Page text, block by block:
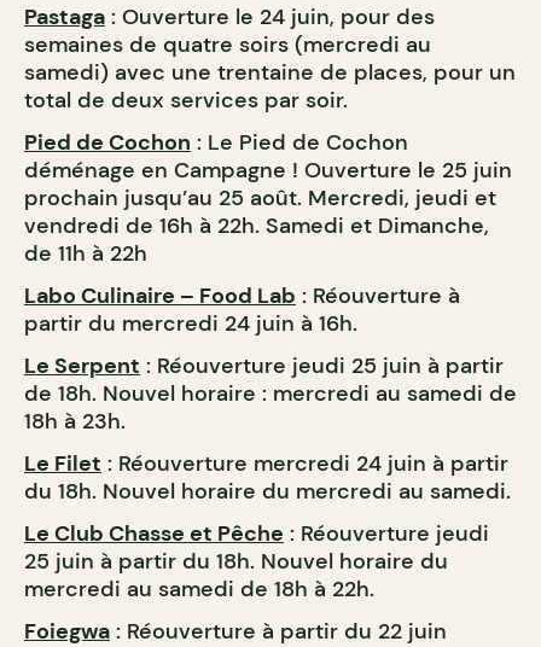
Pastaga : Ouverture le 24 juin, pour des
semaines de quatre soirs (mercredi au
samedi) avec une trentaine de places, pour un
total de deux services par soir.
Pied de Cochon : Le Pied de Cochon
déménage en Campagne ! Ouverture le 25 juin
prochain jusqu’au 25 août. Mercredi, jeudi et
vendredi de 16h à 22h. Samedi et Dimanche,
de 11h à 22h
Labo Culinaire – Food Lab : Réouverture à
partir du mercredi 24 juin à 16h.
Le Serpent : Réouverture jeudi 25 juin à partir
de 18h. Nouvel horaire : mercredi au samedi de
18h à 23h.
Le Filet : Réouverture mercredi 24 juin à partir
du 18h. Nouvel horaire du mercredi au samedi.
Le Club Chasse et Pêche : Réouverture jeudi
25 juin à partir du 18h. Nouvel horaire du
mercredi au samedi de 18h à 22h.
Foiegwa : Réouverture à partir du 22 juin